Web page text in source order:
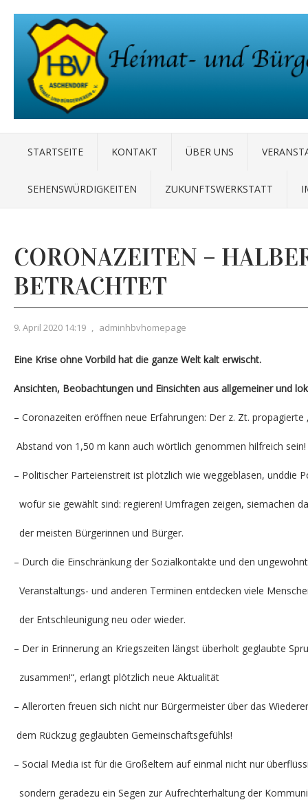
STARTSEITE KONTAKT ÜBER UNS
SEHENSWÜRDIGKEITEN ZUKUNFTSWERKSTATT
CORONAZEITEN –
BETRACHTET
9. April 2020 14:19 , adminhbvhomepage
Eine Krise ohne Vorbild hat die ganze Welt kalt erwischt.
Ansichten, Beobachtungen und Einsichten aus allgemeiner und
– Coronazeiten eröffnen neue Erfahrungen: Der z. Zt.
Abstand von 1,50 m kann auch wörtlich genommen hilfreich sein!
– Politischer Parteienstreit ist plötzlich wie weggeblasen, unddie
wofür sie gewählt sind: regieren! Umfragen zeigen, siemachen
der meisten Bürgerinnen und Bürger.
– Durch die Einschränkung der Sozialkontakte und den
Veranstaltungs- und anderen Terminen entdecken viele
der Entschleunigung neu oder wieder.
– Der in Erinnerung an Kriegszeiten längst überholt geglaubte
zusammen!“, erlangt plötzlich neue Aktualität
– Allerorten freuen sich nicht nur Bürgermeister über das
dem Rückzug geglaubten Gemeinschaftsgefühls!
– Social Media ist für die Großeltern auf einmal nicht nur
sondern geradezu ein Segen zur Aufrechterhaltung der